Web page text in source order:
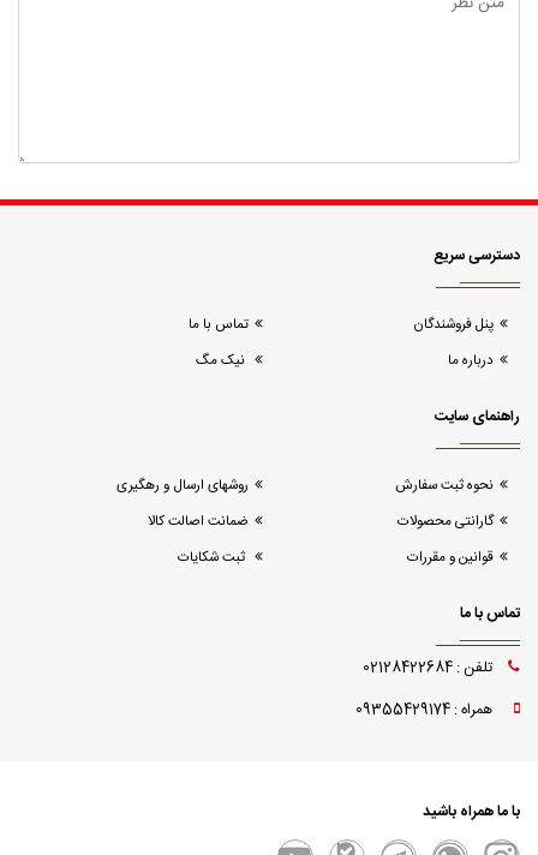
دسترسی سریع
پنل فروشندگان
تماس با ما
درباره ما
نیک مگ
راهنمای سایت
نحوه ثبت سفارش
روشهای ارسال و رهگیری
گارانتی محصولات
ضمانت اصالت کالا
قوانین و مقررات
ثبت شکایات
تماس با ما
تلفن : 02128422684
همراه : 09355429174
با ما همراه باشید